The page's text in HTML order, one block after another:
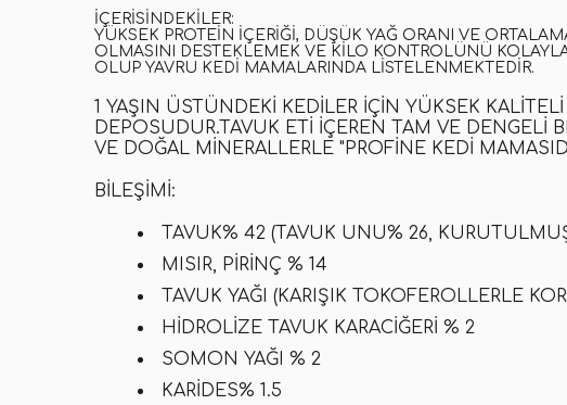
İÇERISINDEKILER:
YÜKSEK PROTEIN IÇERIĞI , DÜŞÜK YAĞ ORANI VE
OLMASINI DESTEKLEMEK VE KILO KONTROLÜNÜ
OLUP YAVRU KEDI MAMALARINDA LISTELENMEKTEDIR.
1 YAŞIN ÜSTÜNDEKI KEDILER IÇIN YÜKSEK
DEPOSUDUR.TAVUK ETI IÇEREN TAM VE DENGELI
VE DOĞAL MINERALLERLE "PROFINE KEDI
BILEŞIMI:
TAVUK% 42 (TAVUK UNU% 26,
MISIR, PIRINÇ % 14
TAVUK YAĞI (KARIŞIK TOKOFEROLLERLE
HIDROLIZE TAVUK KARACIĞERI % 2
SOMON YAĞI % 2
KARIDES% 1.5